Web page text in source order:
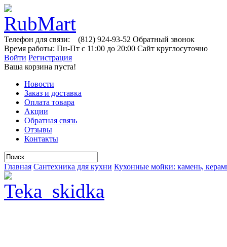
Телефон для связи: (812) 924-93-52 Обратный звонок
Время работы: Пн-Пт с 11:00 до 20:00 Сайт круглосуточно
Войти Регистрация
Ваша корзина пуста!
Новости
Заказ и доставка
Оплата товара
Акции
Обратная связь
Отзывы
Контакты
Главная Сантехника для кухни Кухонные мойки: камень,